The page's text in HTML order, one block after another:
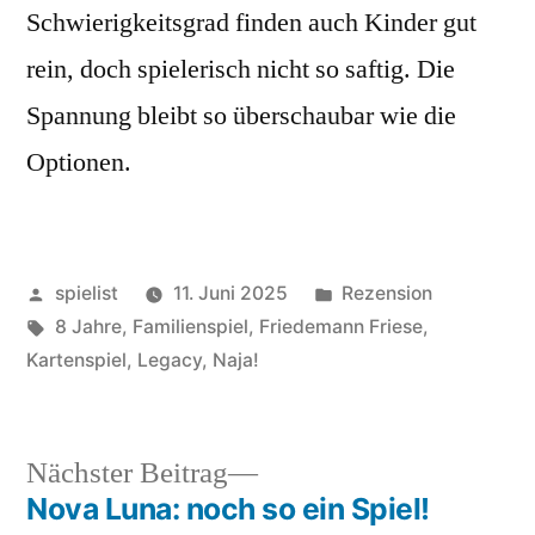
Schwierigkeitsgrad finden auch Kinder gut
rein, doch spielerisch nicht so saftig. Die
Spannung bleibt so überschaubar wie die
Optionen.
Veröffentlicht
von
spielist 11. Juni 2025
Veröffentlicht
in
Rezension
Schlagwörter:
8 Jahre, Familienspiel, Friedemann Friese,
Kartenspiel, Legacy, Naja!
Nächster Beitrag
Nächster
Beitrag:
Nova Luna: noch so ein Spiel!